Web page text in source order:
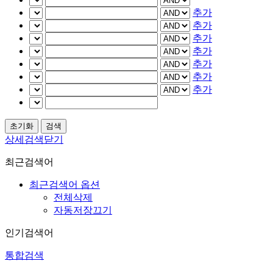
추가
추가
추가
추가
추가
추가
추가
상세검색닫기
최근검색어
최근검색어 옵션
전체삭제
자동저장끄기
인기검색어
통합검색